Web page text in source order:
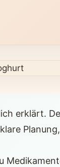
erklärt.